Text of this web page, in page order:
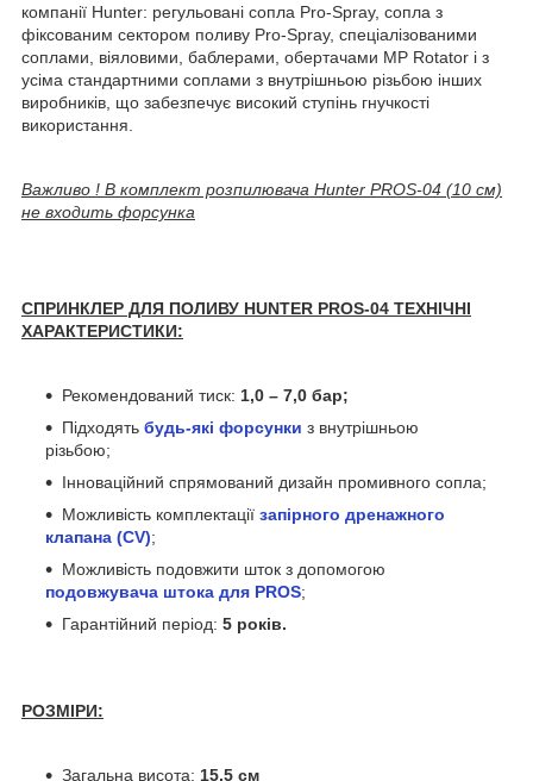
компанії Hunter: регульовані сопла Pro-Spray, сопла з
фіксованим сектором поливу Pro-Spray, спеціалізованими
соплами, віяловими, баблерами, обертачами MP Rotator і з
усіма стандартними соплами з внутрішньою різьбою інших
виробників, що забезпечує високий ступінь гнучкості
використання.
Важливо ! В комплект розпилювача Hunter PROS-04 (10 см)
не входить форсунка
СПРИНКЛЕР ДЛЯ ПОЛИВУ HUNTER PROS-04 ТЕХНІЧНІ
ХАРАКТЕРИСТИКИ:
Рекомендований тиск: 1,0 – 7,0 бар;
Підходять будь-які форсунки з внутрішньою
різьбою;
Інноваційний спрямований дизайн промивного сопла;
Можливість комплектації запірного дренажного
клапана (CV);
Можливість подовжити шток з допомогою
подовжувача штока для PROS;
Гарантійний період: 5 років.
РОЗМІРИ:
Загальна висота: 15,5 см